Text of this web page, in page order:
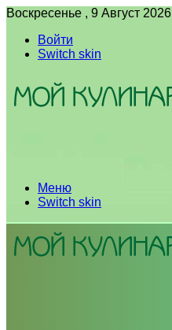
Воскресенье , 9 Август 2026
Войти
Switch skin
Меню
Switch skin